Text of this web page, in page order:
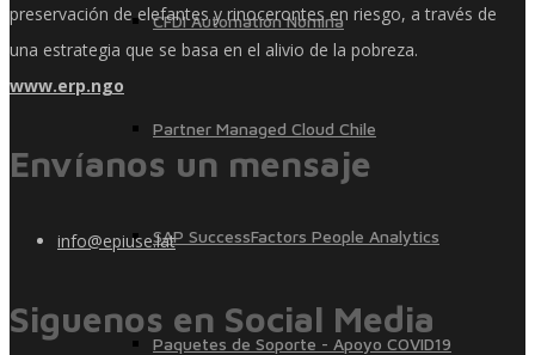
CFDI Automation Nómina
Partner Managed Cloud Chile
SAP SuccessFactors People Analytics
Paquetes de Soporte - Apoyo COVID19
preservación de elefantes y rinocerontes en riesgo, a través de
una estrategia que se basa en el alivio de la pobreza.
www.erp.ngo
Envíanos un mensaje
info@epiuse.lat
Siguenos en Social Media